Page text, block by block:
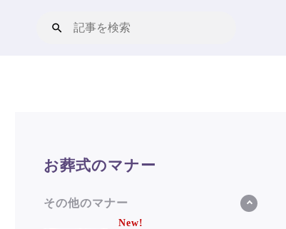
お葬式のマナー
その他のマナー
New!